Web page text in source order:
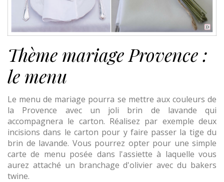
Thème mariage Provence :
le menu
Le menu de mariage pourra se mettre aux couleurs de
la Provence avec un joli brin de lavande qui
accompagnera le carton. Réalisez par exemple deux
incisions dans le carton pour y faire passer la tige du
brin de lavande. Vous pourrez opter pour une simple
carte de menu posée dans l'assiette à laquelle vous
aurez attaché un branchage d'olivier avec du bakers
twine.